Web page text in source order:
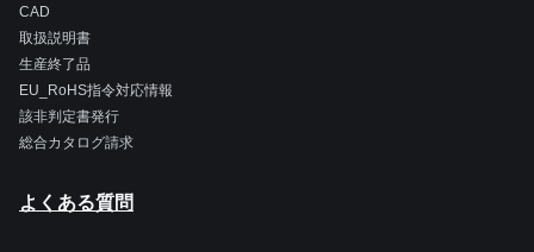
CAD
取扱説明書
生産終了品
EU_RoHS指令対応情報
該非判定書発行
総合カタログ請求
よくある質問